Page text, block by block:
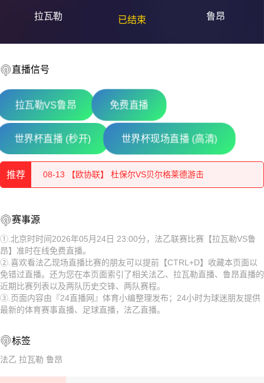
拉瓦勒 已结束 鲁昂
直播信号
拉瓦勒VS鲁昂 免费直播
世界杯直播 (秒开) 世界杯现场直播 (高清)
推荐
08-13 【乌兹超】 布哈拉VS阿尔马雷克
08-13 【欧协联】 杜保尔VS贝尔格莱德游击
08-13 【亚美超】 乌拉尔图VS休尼克FC
08-13 【哈萨克甲】 阿斯塔纳B队VS杜保尔B队
08-13 【乌兹超】 特尔梅兹VS索格迪纳吉扎克
08-13 【乌兹超】 安集延VS费尔干纳夫兹
08-13 【U18亚洲杯】 黎巴嫩U18VS巴林U18
08-13 【亚美甲】 埃里温凤凰B队VS乌拉尔图B队
08-13 【亚美超】 乌拉尔图VS休尼克FC
08-13 【俄杯】 纳尔奇克斯巴达克VS弗拉季高加索阿兰尼亚
08-13 【哈萨克甲】 阿斯塔纳B队VS杜保尔B队
08-13 【U18亚洲杯】 黎巴嫩U18VS巴林U18
赛事源
①.北京时时间2026年05月24日 23:00分，法乙联赛比赛【拉瓦勒VS鲁
昂】准时在线免费直播。
②.喜欢看法乙现场直播比赛的朋友可以提前【CTRL+D】收藏本页面以
免错过直播。还为您在本页面索引了相关法乙、拉瓦勒直播、鲁昂直播的
近期比赛列表以及两队历史交锋、两队赛程。
③.页面内容由『24直播网』体育小编整理发布；24小时为球迷朋友提供
最新的体育赛事直播、足球直播，法乙直播。
标签
法乙 拉瓦勒 鲁昂